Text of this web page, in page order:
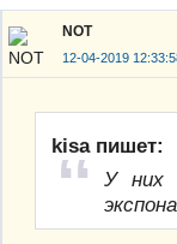
NOT
12-04-2019
kisa пишет:
У них